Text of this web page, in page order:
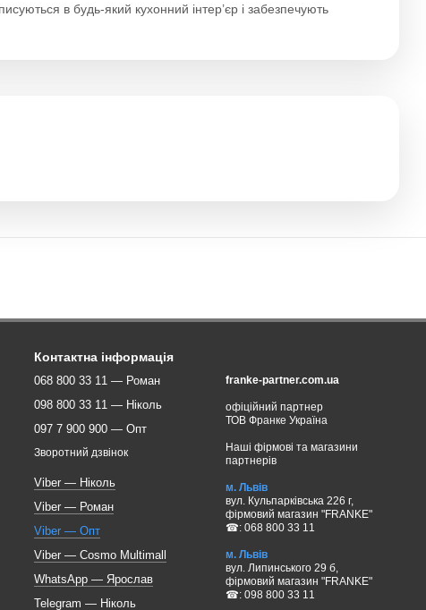
в будь-який кухонний інтер’єр і забезпечують
Контактна інформація
068 800 33 11 — Роман
098 800 33 11 — Ніколь
097 7 900 900 — Опт
Зворотний дзвінок
Viber — Ніколь
Viber — Роман
Viber — Опт
Viber — Cosmo Multimall
WhatsApp — Ярослав
Telegram — Ніколь
franke-partner.com.ua
офіційний партнер
ТОВ Франке Україна
Наші фірмові та магазини
партнерів
м. Львів
вул. Кульпарківська 226 г,
фірмовий магазин "FRANKE"
☎: 068 800 33 11
м. Львів
вул. Липинського 29 б,
фірмовий магазин "FRANKE"
☎: 098 800 33 11